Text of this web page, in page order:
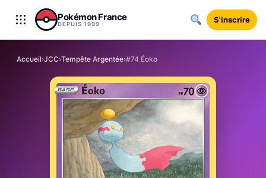
Aller au contenu
Pokémon France
DEPUIS 1999 S'inscrire
Accueil›JCC›Tempête Argentée›#74 Éoko